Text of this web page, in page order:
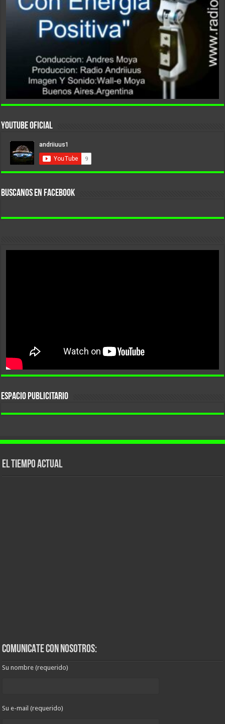
YouTube Oficial
BUSCANOS EN FACEBOOK
ESPACIO PUBLICITARIO
El tiempo actual
COMUNICATE CON NOSOTROS:
Su nombre (requerido)
Su e-mail (requerido)